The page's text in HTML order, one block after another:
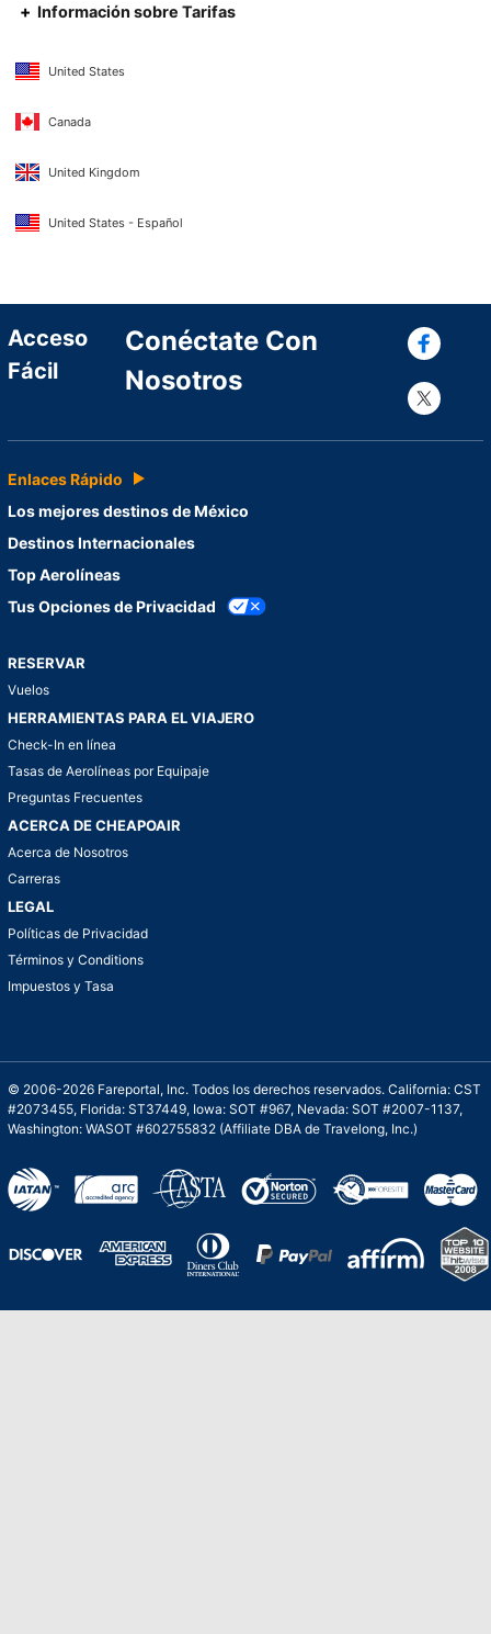
Información sobre Tarifas
United States
Canada
United Kingdom
United States - Español
Acceso
Fácil
Conéctate Con
Nosotros
Enlaces Rápido
Los mejores destinos de México
Destinos Internacionales
Top Aerolíneas
Tus Opciones de Privacidad
RESERVAR
Vuelos
HERRAMIENTAS PARA EL VIAJERO
Check-In en línea
Tasas de Aerolíneas por Equipaje
Preguntas Frecuentes
ACERCA DE CHEAPOAIR
Acerca de Nosotros
Carreras
LEGAL
Políticas de Privacidad
Términos y Conditions
Impuestos y Tasa
© 2006-2026 Fareportal, Inc. Todos los derechos reservados. California: CST
#2073455, Florida: ST37449, Iowa: SOT #967, Nevada: SOT #2007-1137,
Washington: WASOT #602755832 (Affiliate DBA de Travelong, Inc.)